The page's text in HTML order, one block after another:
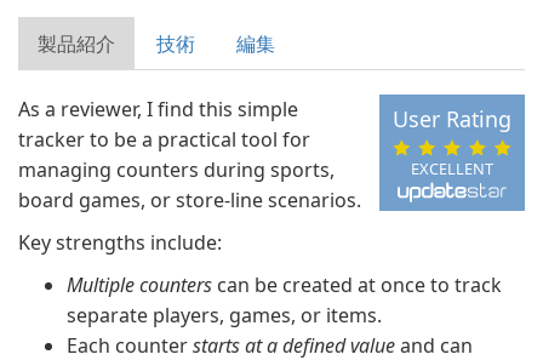
製品紹介 技術 編集
EXCELLENT
User Rating
As a reviewer, I find this simple
tracker to be a practical tool for
managing counters during sports,
board games, or store-line scenarios.
Key strengths include:
Multiple counters can be created at once to track
separate players, games, or items.
Each counterstarts at a defined valueand can